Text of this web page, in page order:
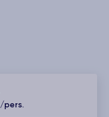
/pers.